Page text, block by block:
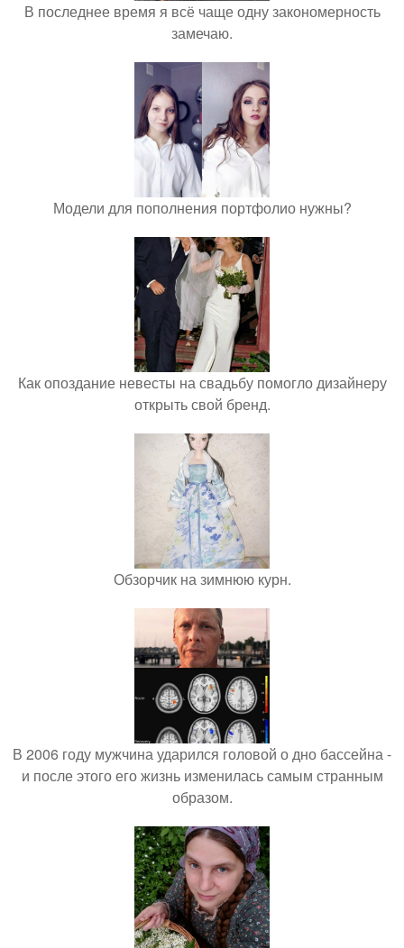
В последнее время я всё чаще одну закономерность
замечаю.
Модели для пополнения портфолио нужны?
Как опоздание невесты на свадьбу помогло дизайнеру
открыть свой бренд.
Обзорчик на зимнюю курн.
В 2006 году мужчина ударился головой о дно бассейна -
и после этого его жизнь изменилась самым странным
образом.